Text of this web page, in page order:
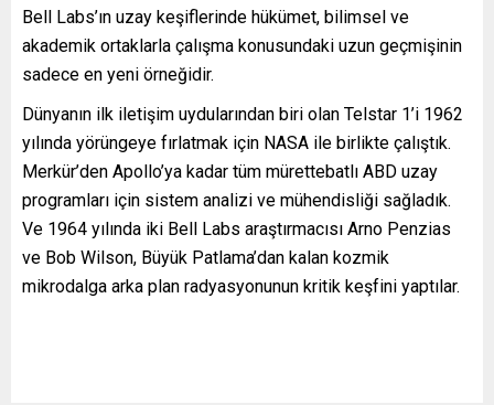
Bell Labs’ın uzay keşiflerinde hükümet, bilimsel ve
akademik ortaklarla çalışma konusundaki uzun geçmişinin
sadece en yeni örneğidir.
Dünyanın ilk iletişim uydularından biri olan Telstar 1’i 1962
yılında yörüngeye fırlatmak için NASA ile birlikte çalıştık.
Merkür’den Apollo’ya kadar tüm mürettebatlı ABD uzay
programları için sistem analizi ve mühendisliği sağladık.
Ve 1964 yılında iki Bell Labs araştırmacısı Arno Penzias
ve Bob Wilson, Büyük Patlama’dan kalan kozmik
mikrodalga arka plan radyasyonunun kritik keşfini yaptılar.